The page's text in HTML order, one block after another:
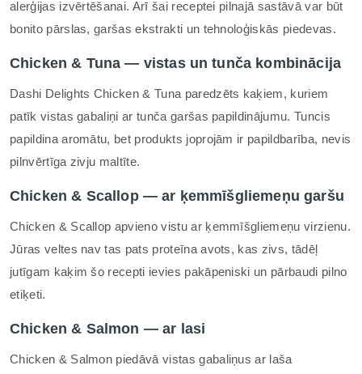
alerģijas izvērtēšanai. Arī šai receptei pilnajā sastāvā var būt
bonito pārslas, garšas ekstrakti un tehnoloģiskās piedevas.
Chicken & Tuna — vistas un tunča kombinācija
Dashi Delights Chicken & Tuna paredzēts kaķiem, kuriem
patīk vistas gabaliņi ar tunča garšas papildinājumu. Tuncis
papildina aromātu, bet produkts joprojām ir papildbarība, nevis
pilnvērtīga zivju maltīte.
Chicken & Scallop — ar ķemmīšgliemeņu garšu
Chicken & Scallop apvieno vistu ar ķemmīšgliemeņu virzienu.
Jūras veltes nav tas pats proteīna avots, kas zivs, tādēļ
jutīgam kaķim šo recepti ievies pakāpeniski un pārbaudi pilno
etiķeti.
Chicken & Salmon — ar lasi
Chicken & Salmon piedāvā vistas gabaliņus ar laša